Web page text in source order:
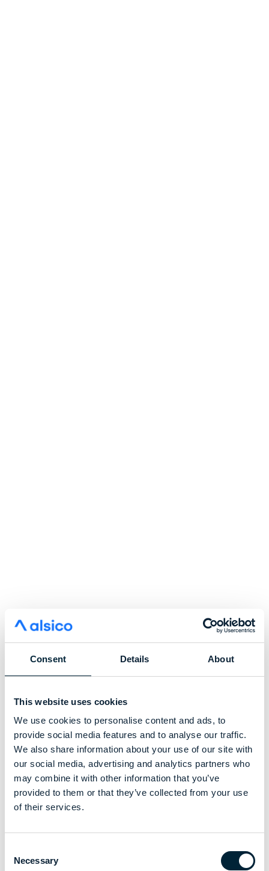
Consent Details About
This website uses cookies
We use cookies to personalise content and ads, to
provide social media features and to analyse our traffic.
We also share information about your use of our site with
our social media, advertising and analytics partners who
may combine it with other information that you’ve
provided to them or that they’ve collected from your use
of their services.
Selection
Necessary